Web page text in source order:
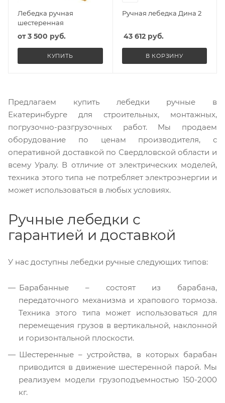
Лебедка ручная
шестеренная
от3 500 руб.
КУПИТЬ
Ручная лебедка Дина 2
43 612руб.
В КОРЗИНУ
Предлагаем купить лебедки ручные в
Екатеринбурге для строительных, монтажных,
погрузочно-разгрузочных работ. Мы продаем
оборудование по ценам производителя, с
оперативной доставкой по Свердловской области и
всему Уралу. В отличие от электрических моделей,
техника этого типа не потребляет электроэнергии и
может использоваться в любых условиях.
Ручные лебедки с
гарантией и доставкой
У нас доступны лебедки ручные следующих типов:
Барабанные – состоят из барабана,
передаточного механизма и храпового тормоза.
Техника этого типа может использоваться для
перемещения грузов в вертикальной, наклонной
и горизонтальной плоскости.
Шестеренные – устройства, в которых барабан
приводится в движение шестеренной парой. Мы
реализуем модели грузоподъемностью 150-2000
кг.